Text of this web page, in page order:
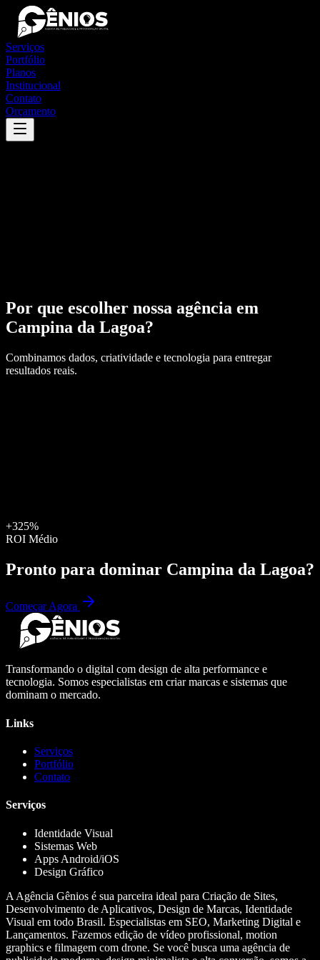
Serviços
Portfólio
Planos
Institucional
Contato
Orçamento
Por que escolher nossa agência em
Campina da Lagoa?
Combinamos dados, criatividade e tecnologia para entregar
resultados reais.
+325%
ROI Médio
Pronto para dominar Campina da Lagoa?
Começar Agora
Transformando o digital com design de alta performance e
tecnologia. Somos especialistas em criar marcas e sistemas que
dominam o mercado.
Links
Serviços
Portfólio
Contato
Serviços
Identidade Visual
Sistemas Web
Apps Android/iOS
Design Gráfico
A Agência Gênios é sua parceira ideal para Criação de Sites,
Desenvolvimento de Aplicativos, Design de Marcas, Identidade
Visual em todo Brasil. Especialistas em SEO, Marketing Digital e
Lançamentos. Fazemos edição de vídeo profissional, motion
graphics e filmagem com drone. Se você busca uma agência de